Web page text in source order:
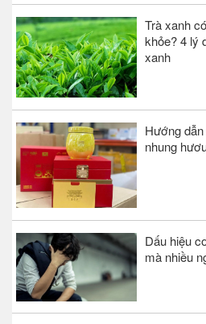
Trà xanh
khỏe? 4 lý
xanh
Hướng
nhung
Dấu hiệu
mà nhiều